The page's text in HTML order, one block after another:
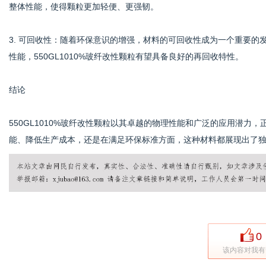
整体性能，使得颗粒更加轻便、更强韧。
3. 可回收性：随着环保意识的增强，材料的可回收性成为一个重要
性能，550GL1010%玻纤改性颗粒有望具备良好的再回收特性。
结论
550GL1010%玻纤改性颗粒以其卓越的物理性能和广泛的应用潜力
能、降低生产成本，还是在满足环保标准方面，这种材料都展现出了
0
该内容对我